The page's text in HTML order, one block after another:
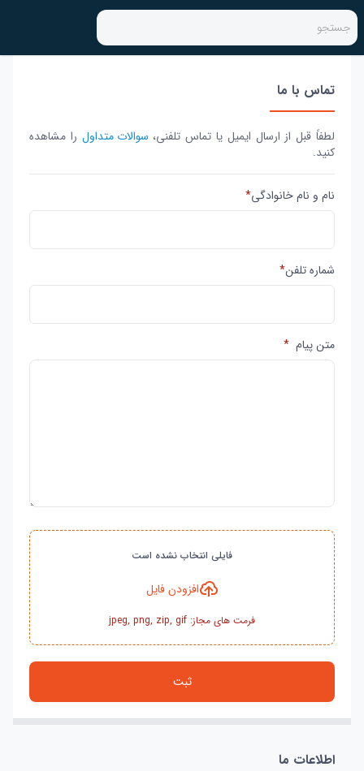
جستجو
تماس با ما
لطفاً قبل از ارسال ایمیل یا تماس تلفنی، سوالات متداول را مشاهده
کنید.
نام و نام خانوادگی*
شماره تلفن*
متن پیام *
فایلی انتخاب نشده است
افزودن فایل
فرمت های مجاز: jpeg, png, zip, gif
ثبت
اطلاعات ما